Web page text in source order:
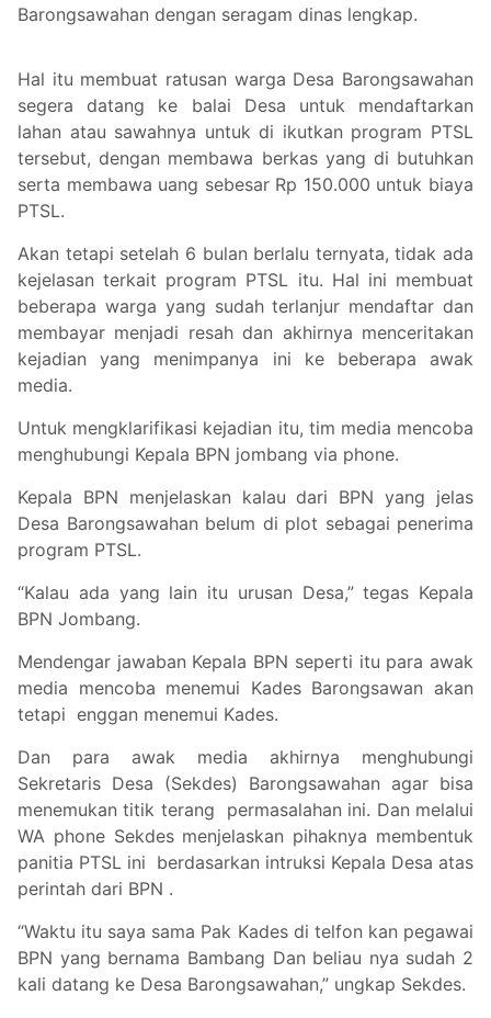
Barongsawahan dengan seragam dinas lengkap.
Hal itu membuat ratusan warga Desa Barongsawahan
segera datang ke balai Desa untuk mendaftarkan
lahan atau sawahnya untuk di ikutkan program PTSL
tersebut, dengan membawa berkas yang di butuhkan
serta membawa uang sebesar Rp 150.000 untuk biaya
PTSL.
Akan tetapi setelah 6 bulan berlalu ternyata, tidak ada
kejelasan terkait program PTSL itu. Hal ini membuat
beberapa warga yang sudah terlanjur mendaftar dan
membayar menjadi resah dan akhirnya menceritakan
kejadian yang menimpanya ini ke beberapa awak
media.
Untuk mengklarifikasi kejadian itu, tim media mencoba
menghubungi Kepala BPN jombang via phone.
Kepala BPN menjelaskan kalau dari BPN yang jelas
Desa Barongsawahan belum di plot sebagai penerima
program PTSL.
“Kalau ada yang lain itu urusan Desa,” tegas Kepala
BPN Jombang.
Mendengar jawaban Kepala BPN seperti itu para awak
media mencoba menemui Kades Barongsawan akan
tetapi enggan menemui Kades.
Dan para awak media akhirnya menghubungi
Sekretaris Desa (Sekdes) Barongsawahan agar bisa
menemukan titik terang permasalahan ini. Dan melalui
WA phone Sekdes menjelaskan pihaknya membentuk
panitia PTSL ini berdasarkan intruksi Kepala Desa atas
perintah dari BPN .
“Waktu itu saya sama Pak Kades di telfon kan pegawai
BPN yang bernama Bambang Dan beliau nya sudah 2
kali datang ke Desa Barongsawahan,” ungkap Sekdes.